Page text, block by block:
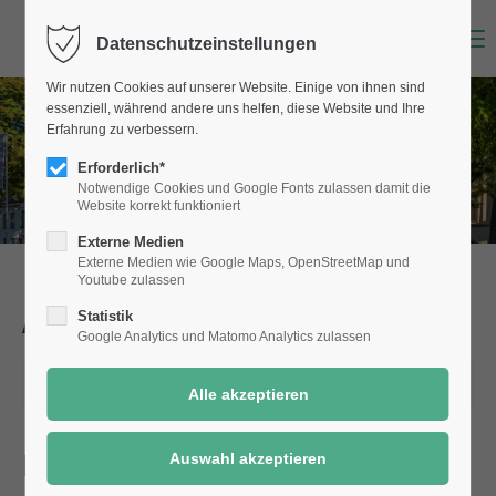
Aktuelle Meldungenaus Selm
Dank an Sponsoren im
Datenschutzeinstellungen
Wir nutzen Cookies auf unserer Website. Einige von ihnen sind
essenziell, während andere uns helfen, diese Website und Ihre
Erfahrung zu verbessern.
Erforderlich*
Notwendige Cookies und Google Fonts zulassen damit die
Website korrekt funktioniert
Externe Medien
Externe Medien wie Google Maps, OpenStreetMap und
Youtube zulassen
Statistik
Google Analytics und Matomo Analytics zulassen